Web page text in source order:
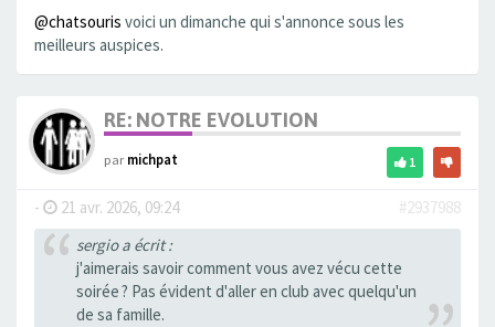
@chatsouris voici un dimanche qui s'annonce sous les
meilleurs auspices.
RE: NOTRE EVOLUTION
parmichpat 1
- 21 avr. 2026, 09:24
#2937988
sergio a écrit :
j'aimerais savoir comment vous avez vécu cette
soirée ? Pas évident d'aller en club avec quelqu'un
de sa famille.